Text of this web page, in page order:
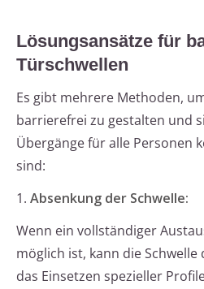
Lösungsansätze für
Türschwellen
Es gibt mehrere Methoden,
barrierefrei zu gestalten und
Übergänge für alle Personen
sind:
1. Absenkung der Schwelle:
Wenn ein vollständiger
möglich ist, kann die
das Einsetzen spezieller